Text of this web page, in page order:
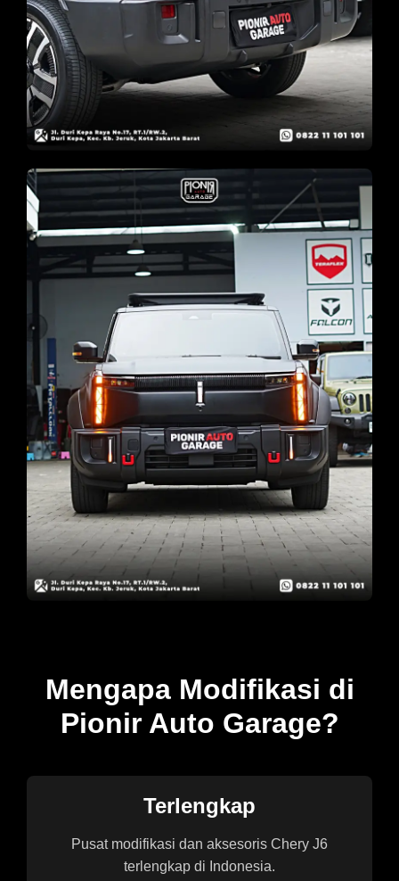
Mengapa Modifikasi di
Pionir Auto Garage?
Terlengkap
Pusat modifikasi dan aksesoris Chery J6
terlengkap di Indonesia.